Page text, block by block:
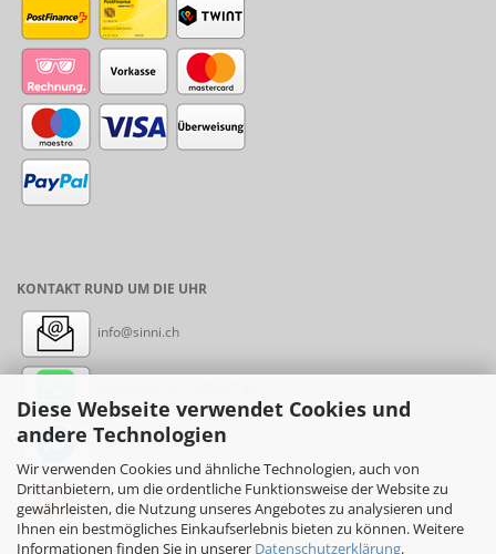
Diese Webseite verwendet Cookies und
andere Technologien
Wir verwenden Cookies und ähnliche Technologien, auch von
Drittanbietern, um die ordentliche Funktionsweise der Website zu
gewährleisten, die Nutzung unseres Angebotes zu analysieren und
Ihnen ein bestmögliches Einkaufserlebnis bieten zu können. Weitere
Informationen finden Sie in unserer Datenschutzerklärung.
KONTAKT RUND UM DIE UHR
info@sinni.ch
Messenger: sinni.ch
Instagram: sinni_ch